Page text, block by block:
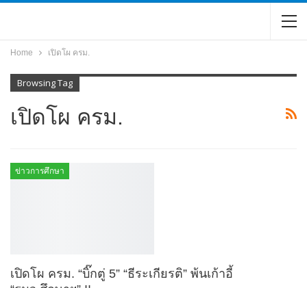
Home เปิดโผ ครม.
Browsing Tag
เปิดโผ ครม.
ข่าวการศึกษา
เปิดโผ ครม. “บิ๊กตู่ 5” “ธีระเกียรติ” พ้นเก้าอี้